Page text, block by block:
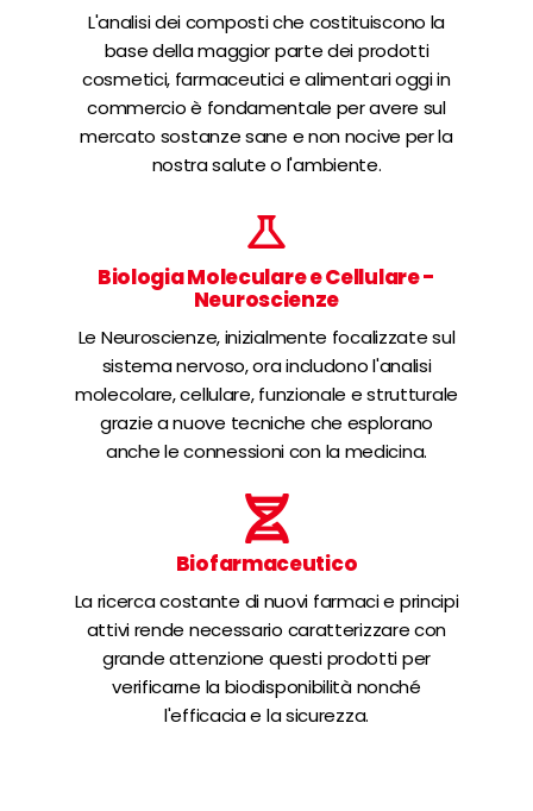
L'analisi dei composti che costituiscono la
base della maggior parte dei prodotti
cosmetici, farmaceutici e alimentari oggi in
commercio è fondamentale per avere sul
mercato sostanze sane e non nocive per la
nostra salute o l'ambiente.
Biologia Moleculare e Cellulare -
Neuroscienze
Le Neuroscienze, inizialmente focalizzate sul
sistema nervoso, ora includono l'analisi
molecolare, cellulare, funzionale e strutturale
grazie a nuove tecniche che esplorano
anche le connessioni con la medicina.
Biofarmaceutico
La ricerca costante di nuovi farmaci e principi
attivi rende necessario caratterizzare con
grande attenzione questi prodotti per
verificarne la biodisponibilità nonché
l'efficacia e la sicurezza.